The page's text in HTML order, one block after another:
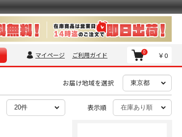
マイページ ご利用ガイド ￥0
0
お届け地域を選択
表示順